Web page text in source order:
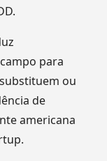
para
ou
de
americana